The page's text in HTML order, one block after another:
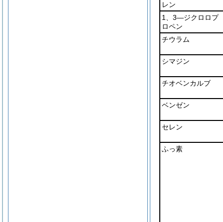
レン
1、3―ジクロロプ
ロペン
チウラム
シマジン
チオベンカルブ
ベンゼン
セレン
ふっ素